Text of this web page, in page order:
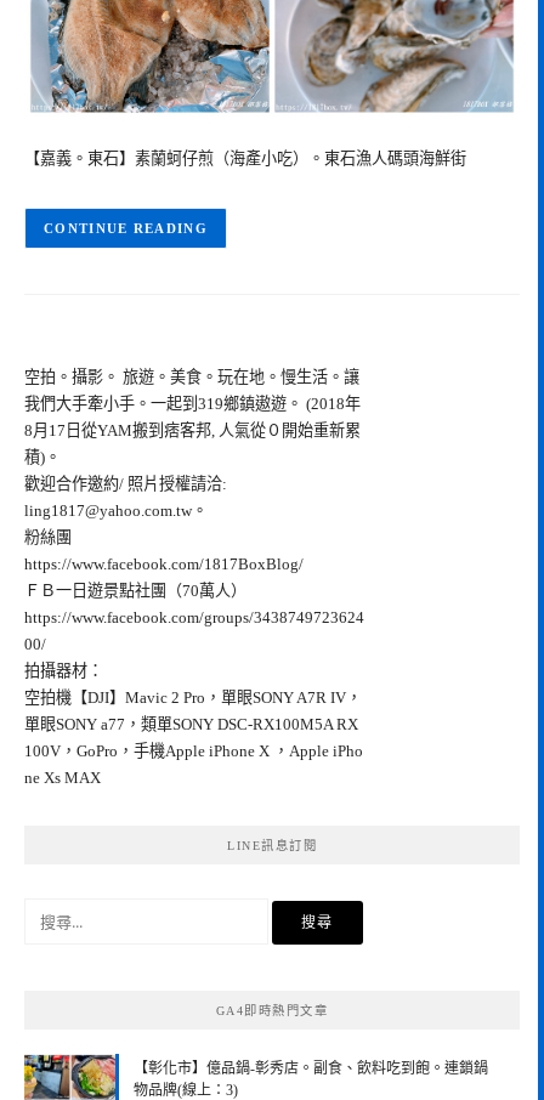
【嘉義。東石】素蘭蚵仔煎（海產小吃）。東石漁人碼頭海鮮街
CONTINUE READING
空拍。攝影。 旅遊。美食。玩在地。慢生活。讓
我們大手牽小手。一起到319鄉鎮遨遊。 (2018年
8月17日從YAM搬到痞客邦, 人氣從０開始重新累
積)。
歡迎合作邀約/ 照片授權請洽:
ling1817@yahoo.com.tw。
粉絲團
https://www.facebook.com/1817BoxBlog/
ＦＢ一日遊景點社團（70萬人）
https://www.facebook.com/groups/3438749723624
00/
拍攝器材：
空拍機【DJI】Mavic 2 Pro，單眼SONY A7R IV，
單眼SONY a77，類單SONY DSC-RX100M5A RX
100V，GoPro，手機Apple iPhone X ，Apple iPho
ne Xs MAX
LINE訊息訂閱
GA4即時熱門文章
【彰化市】億品鍋-彰秀店。副食、飲料吃到飽。連鎖鍋
物品牌(線上：3)